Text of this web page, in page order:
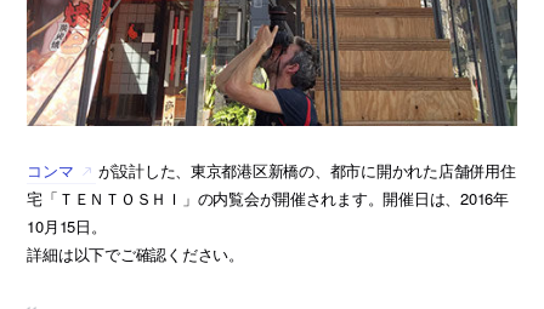
コンマ
が設計した、東京都港区新橋の、都市に開かれた店舗併用住
宅「ＴＥＮＴＯＳＨＩ」の内覧会が開催されます。開催日は、2016年
10月15日。
詳細は以下でご確認ください。